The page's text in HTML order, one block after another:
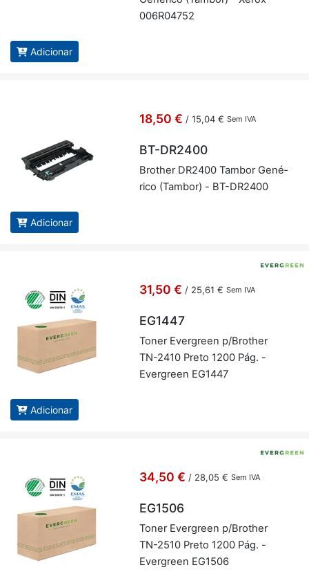
006R04752
Adicionar
18,50 € / 15,04 € Sem IVA
BT-DR2400
Brother DR2400 Tambor Ge­né­
rico (Tambor) - BT-DR2400
Adicionar
31,50 € / 25,61 € Sem IVA
EG1447
Toner Ever­green p/Brother
TN-2410 Preto 1200 Pág. -
Ever­green EG1447
Adicionar
34,50 € / 28,05 € Sem IVA
EG1506
Toner Ever­green p/Brother
TN-2510 Preto 1200 Pág. -
Ever­green EG1506